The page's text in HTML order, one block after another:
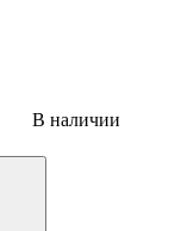
В наличии